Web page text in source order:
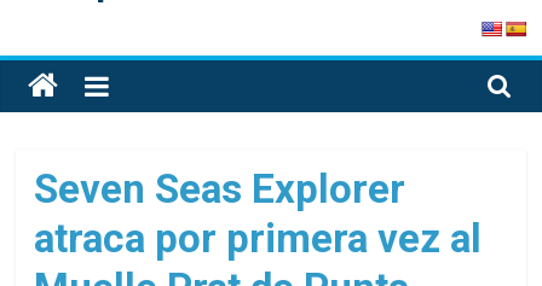
PortalCruceros
Toda
la
de
cruceros
en
un
Seven Seas Explorer
atraca por primera vez al